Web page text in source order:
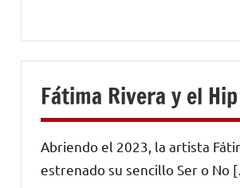
Fátima Rivera y el
Abriendo el 2023, la artista
estrenado su sencillo Ser o No